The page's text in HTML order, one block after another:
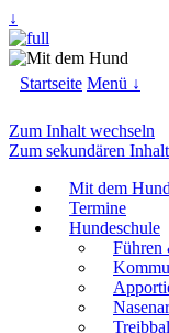
↓
Startseite Menü ↓
Zum Inhalt wechseln
Zum sekundären
Mit dem Hund
Termine
Hundeschule
Führen